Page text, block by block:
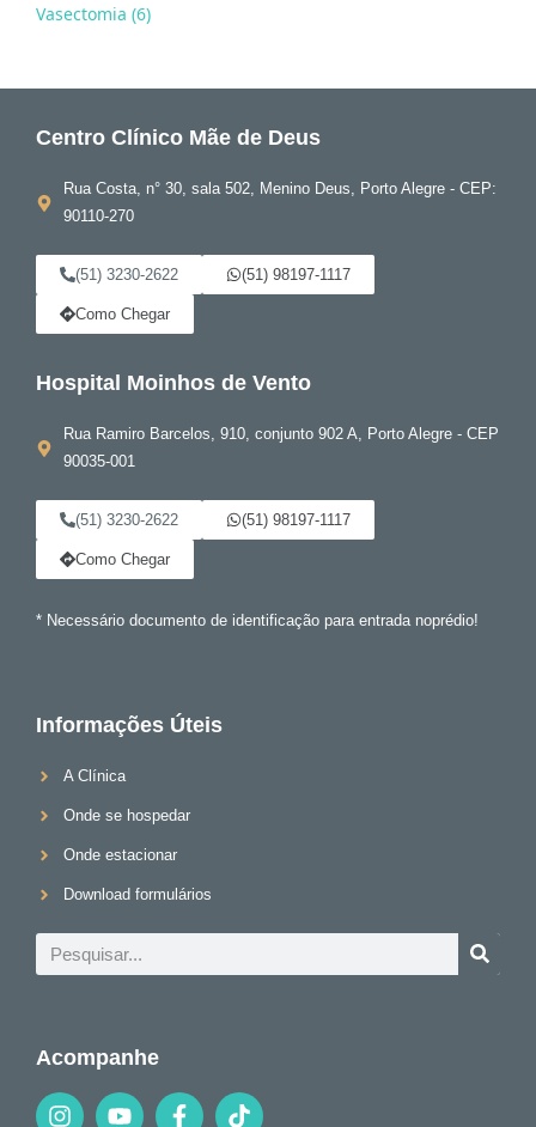
Vasectomia (6)
Centro Clínico Mãe de Deus
Rua Costa, n° 30, sala 502, Menino Deus, Porto Alegre - CEP:
90110-270
(51) 3230-2622 (51) 98197-1117
Como Chegar
Hospital Moinhos de Vento
Rua Ramiro Barcelos, 910, conjunto 902 A, Porto Alegre - CEP
90035-001
(51) 3230-2622 (51) 98197-1117
Como Chegar
* Necessário documento de identificação para entrada noprédio!
Informações Úteis
A Clínica
Onde se hospedar
Onde estacionar
Download formulários
Acompanhe